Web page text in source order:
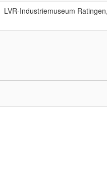
LVR-Industriemuseum